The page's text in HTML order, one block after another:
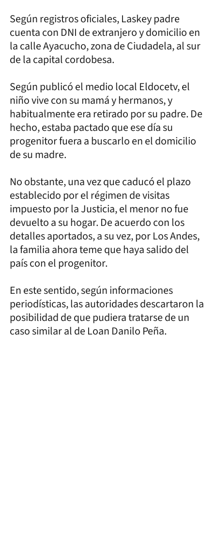
Según registros oficiales, Laskey padre
cuenta con DNI de extranjero y domicilio en
la calle Ayacucho, zona de Ciudadela, al sur
de la capital cordobesa.
Según publicó el medio local Eldocetv, el
niño vive con su mamá y hermanos, y
habitualmente era retirado por su padre. De
hecho, estaba pactado que ese día su
progenitor fuera a buscarlo en el domicilio
de su madre.
No obstante, una vez que caducó el plazo
establecido por el régimen de visitas
impuesto por la Justicia, el menor no fue
devuelto a su hogar. De acuerdo con los
detalles aportados, a su vez, por Los Andes,
la familia ahora teme que haya salido del
país con el progenitor.
En este sentido, según informaciones
periodísticas, las autoridades descartaron la
posibilidad de que pudiera tratarse de un
caso similar al de Loan Danilo Peña.